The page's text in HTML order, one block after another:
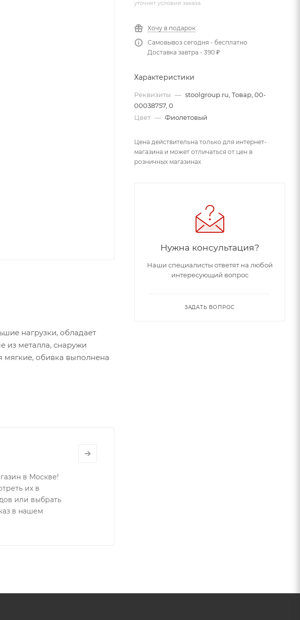
нагрузки, обладает
из металла, снаружи
мягкие, обивка выполнена
в Москве!
их в
или выбрать
в нашем
уточнят условия заказа
Хочу в подарок
Самовывоз сегодня - бесплатно
Доставка завтра - 390 ₽
Характеристики
Реквизиты — stoolgroup.ru, Товар, 00-
00038757, 0
Цвет — Фиолетовый
Цена действительна только для интернет-
магазина и может отличаться от цен в
розничных магазинах
Нужна консультация?
Наши специалисты ответят на любой
интересующий вопрос
ЗАДАТЬ ВОПРОС